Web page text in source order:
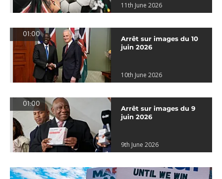
11th June 2026
01:00
Arrêt sur images du 10
juin 2026
10th June 2026
01:00
Arrêt sur images du 9
juin 2026
9th June 2026